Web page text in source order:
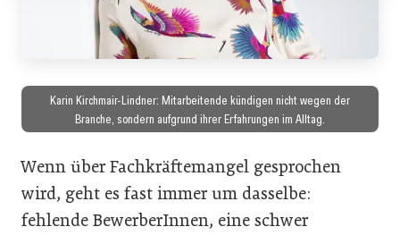
Karin Kirchmair-Lindner: Mitarbeitende kündigen nicht wegen der
Branche, sondern aufgrund ihrer Erfahrungen im Alltag.
Wenn über Fachkräftemangel gesprochen
wird, geht es fast immer um dasselbe:
fehlende BewerberInnen, eine schwer